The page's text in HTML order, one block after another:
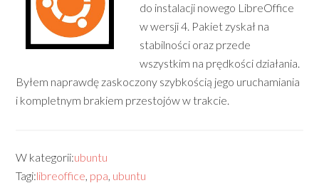
do instalacji nowego LibreOffice
w wersji 4. Pakiet zyskał na
stabilności oraz przede
wszystkim na prędkości działania.
Byłem naprawdę zaskoczony szybkością jego uruchamiania
i kompletnym brakiem przestojów w trakcie.
W kategorii:ubuntu
Tagi:libreoffice, ppa, ubuntu